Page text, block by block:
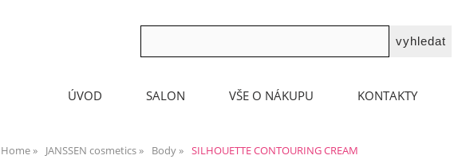
ÚVOD SALON VŠE O NÁKUPU KONTAKTY
Home JANSSEN cosmetics Body SILHOUETTE CONTOURING CREAM